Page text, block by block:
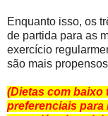
Enquanto isso, os
de partida para as
exercício
são mais
(Dietas com baixo
preferenciais para